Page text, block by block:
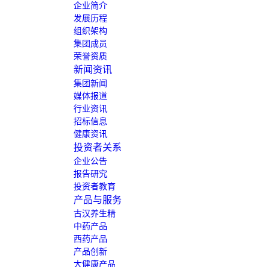
企业简介
发展历程
组织架构
集团成员
荣誉资质
新闻资讯
集团新闻
媒体报道
行业资讯
招标信息
健康资讯
投资者关系
企业公告
报告研究
投资者教育
产品与服务
古汉养生精
中药产品
西药产品
产品创新
大健康产品